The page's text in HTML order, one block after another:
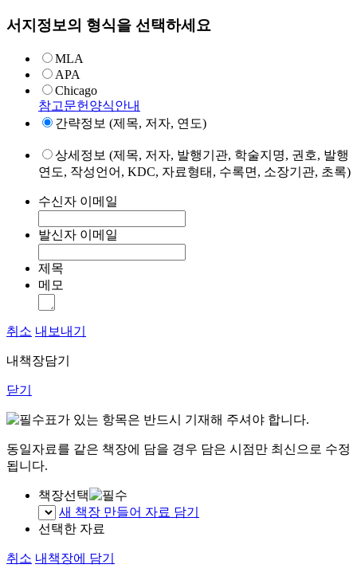
서지정보의 형식을 선택하세요
MLA
APA
Chicago
참고문헌양식안내
간략정보 (제목, 저자, 연도)
상세정보 (제목, 저자, 발행기관, 학술지명, 권호, 발행
연도, 작성언어, KDC, 자료형태, 수록면, 소장기관, 초록)
수신자 이메일
발신자 이메일
제목
메모
취소 내보내기
내책장담기
닫기
표가 있는 항목은 반드시 기재해 주셔야 합니다.
동일자료를 같은 책장에 담을 경우 담은 시점만 최신으로 수정
됩니다.
책장선택
새 책장 만들어 자료 담기
선택한 자료
취소 내책장에 담기